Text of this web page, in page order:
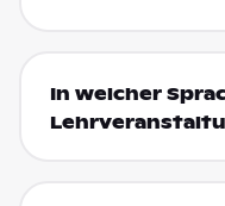
In welcher